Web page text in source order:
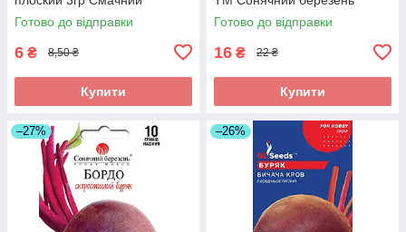
Готово до відправки
6 ₴ 8,50 ₴
Купити
Готово до відправки
16 ₴ 22 ₴
Купити
–27% –26%